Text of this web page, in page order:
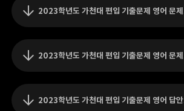
2023학년도 가천대 편입 기출문제 영어 문제(A형).pdf
2023학년도 가천대 편입 기출문제 영어 문제(B형).pdf
2023학년도 가천대 편입 기출문제 영어 답안지.pdf